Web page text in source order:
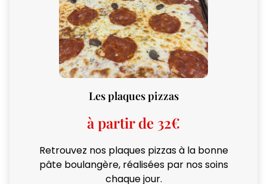
Les plaques pizzas
à partir de 32€
Retrouvez nos plaques pizzas à la bonne
pâte boulangère, réalisées par nos soins
chaque jour.